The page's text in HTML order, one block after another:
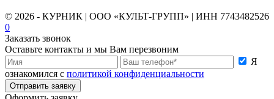
© 2026 - КУРНИК | ООО «КУЛЬТ-ГРУПП» | ИНН 7743482526
0
Заказать звонок
Оставьте контакты и мы Вам перезвоним
Я
ознакомился с политикой конфиденциальности
Отправить заявку